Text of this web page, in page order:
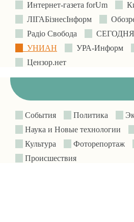
Интернет-газета forUm
ЛIГАБiзнесIнформ
Радіо Свобода
УНИАН
УРА-Информ
Цензор.нет
События Политика
Наука и Новые технологии
Культура
Фоторепортаж
Происшествия